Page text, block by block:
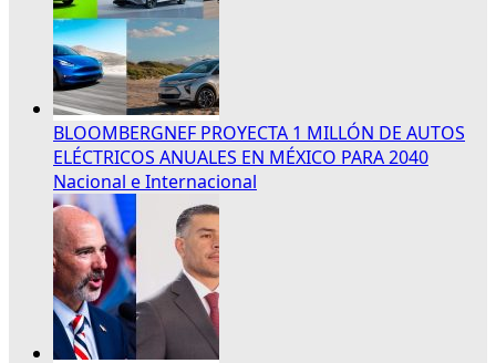
BLOOMBERGNEF PROYECTA 1 MILLÓN DE AUTOS
ELÉCTRICOS ANUALES EN MÉXICO PARA 2040
Nacional e Internacional